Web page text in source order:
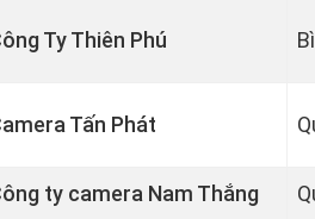
Ty Thiên Phú
Tấn Phát
ty camera Nam Thắng